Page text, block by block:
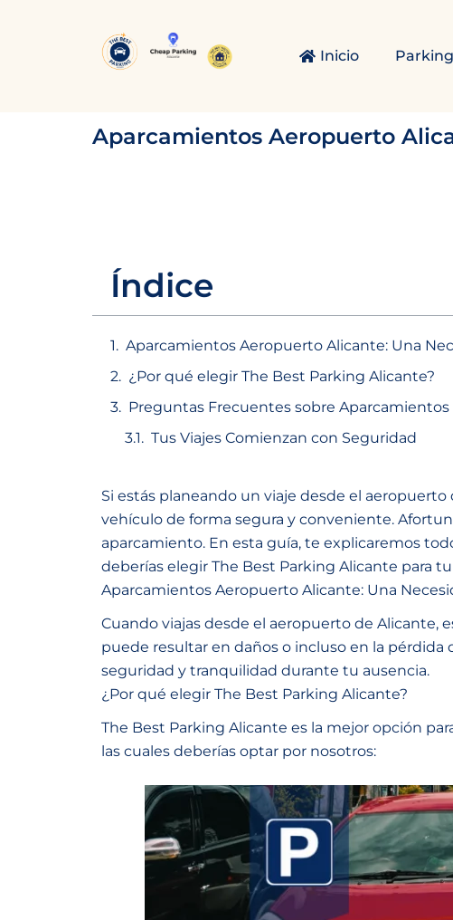
Inicio Parking
Aparcamientos Aeropuerto
Índice
Aparcamientos Aeropuerto Alicante: Una
¿Por qué elegir The Best Parking Alicante?
Preguntas Frecuentes sobre
Tus Viajes Comienzan con Seguridad
Si estás planeando un viaje desde el
vehículo de forma segura y conveniente.
aparcamiento. En esta guía, te explicaremos
deberías elegir The Best Parking Alicante para tu
Aparcamientos Aeropuerto Alicante: Una
Cuando viajas desde el aeropuerto de Alicante,
puede resultar en daños o incluso en la
seguridad y tranquilidad durante tu ausencia.
¿Por qué elegir The Best Parking Alicante?
The Best Parking Alicante es la mejor opción
las cuales deberías optar por nosotros: